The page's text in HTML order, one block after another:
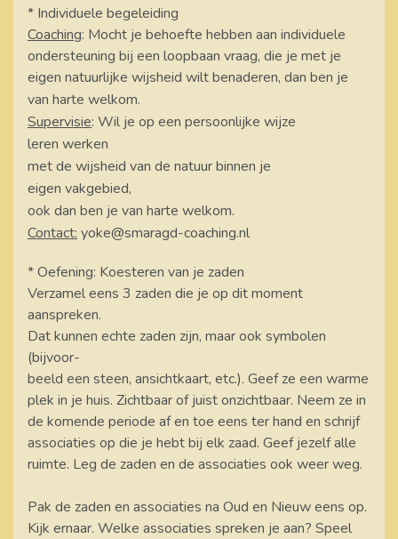
* Individuele begeleiding
Coaching: Mocht je behoefte hebben aan individuele
ondersteuning bij een loopbaan vraag, die je met je
eigen natuurlijke wijsheid wilt benaderen, dan ben je
van harte welkom.
Supervisie: Wil je op een persoonlijke wijze
leren werken
met de wijsheid van de natuur binnen je
eigen vakgebied,
ook dan ben je van harte welkom.
Contact: yoke@smaragd-coaching.nl
* Oefening: Koesteren van je zaden
Verzamel eens 3 zaden die je op dit moment
aanspreken.
Dat kunnen echte zaden zijn, maar ook symbolen
(bijvoor-
beeld een steen, ansichtkaart, etc.). Geef ze een warme
plek in je huis. Zichtbaar of juist onzichtbaar. Neem ze in
de komende periode af en toe eens ter hand en schrijf
associaties op die je hebt bij elk zaad. Geef jezelf alle
ruimte. Leg de zaden en de associaties ook weer weg.
Pak de zaden en associaties na Oud en Nieuw eens op.
Kijk ernaar. Welke associaties spreken je aan? Speel